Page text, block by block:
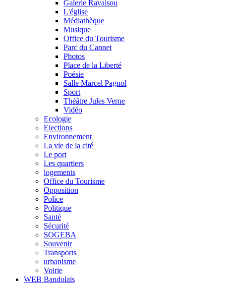
Galerie Ravaisou
L'église
Médiathèque
Musique
Office du Tourisme
Parc du Cannet
Photos
Place de la Liberté
Poésie
Salle Marcel Pagnol
Sport
Théâtre Jules Verne
Vidéo
Ecologie
Elections
Environnement
La vie de la cité
Le port
Les quartiers
logements
Office du Tourisme
Opposition
Police
Politique
Santé
Sécurité
SOGEBA
Souvenir
Transports
urbanisme
Voirie
WEB Bandolais